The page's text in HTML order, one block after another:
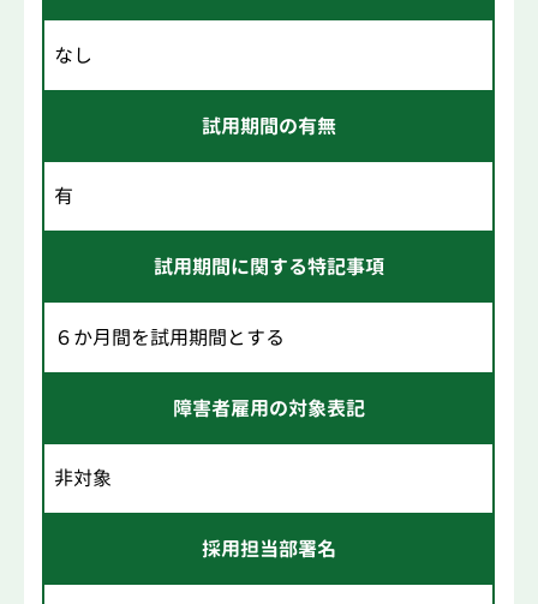
なし
試用期間の有無
有
試用期間に関する特記事項
６か月間を試用期間とする
障害者雇用の対象表記
非対象
採用担当部署名